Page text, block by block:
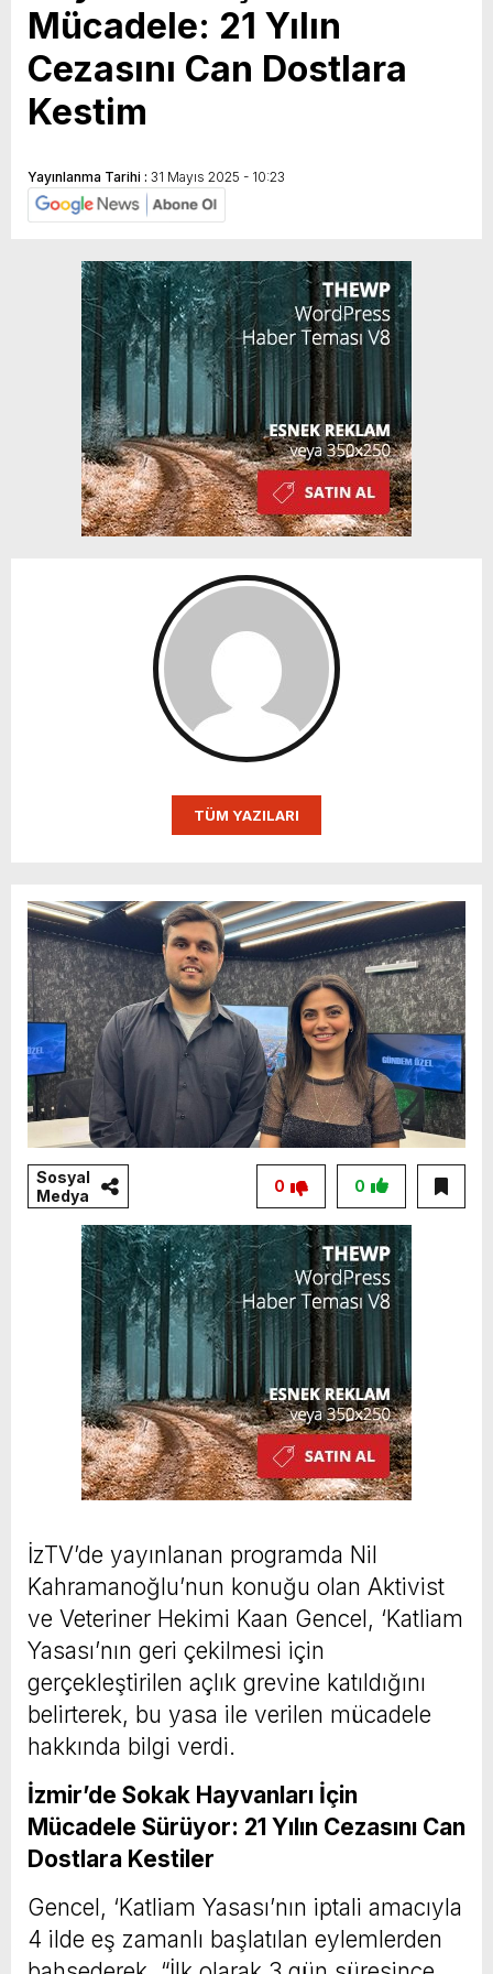
Mücadele: 21 Yılın
Cezasını Can Dostlara
Kestim
Yayınlanma Tarihi : 31 Mayıs 2025 - 10:23
TÜM YAZILARI
Sosyal
Medya
0
0
İzTV’de yayınlanan programda Nil
Kahramanoğlu’nun konuğu olan Aktivist
ve Veteriner Hekimi Kaan Gencel, ‘Katliam
Yasası’nın geri çekilmesi için
gerçekleştirilen açlık grevine katıldığını
belirterek, bu yasa ile verilen mücadele
hakkında bilgi verdi.
İzmir’de Sokak Hayvanları İçin
Mücadele Sürüyor: 21 Yılın Cezasını Can
Dostlara Kestiler
Gencel, ‘Katliam Yasası’nın iptali amacıyla
4 ilde eş zamanlı başlatılan eylemlerden